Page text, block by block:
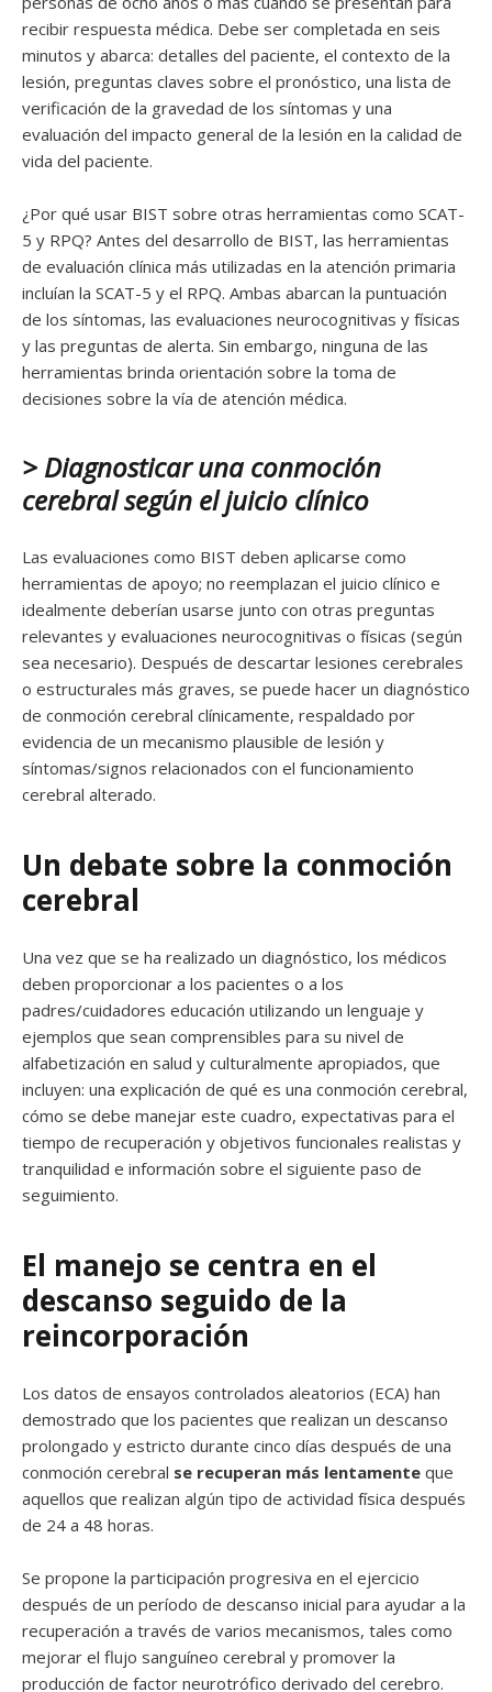
recibir respuesta médica. Debe ser completada en seis
minutos y abarca: detalles del paciente, el contexto de la
lesión, preguntas claves sobre el pronóstico, una lista de
verificación de la gravedad de los síntomas y una
evaluación del impacto general de la lesión en la calidad de
vida del paciente.
¿Por qué usar BIST sobre otras herramientas como SCAT-
5 y RPQ? Antes del desarrollo de BIST, las herramientas
de evaluación clínica más utilizadas en la atención primaria
incluían la SCAT-5 y el RPQ. Ambas abarcan la puntuación
de los síntomas, las evaluaciones neurocognitivas y físicas
y las preguntas de alerta. Sin embargo, ninguna de las
herramientas brinda orientación sobre la toma de
decisiones sobre la vía de atención médica.
> Diagnosticar una conmoción
cerebral según el juicio clínico
Las evaluaciones como BIST deben aplicarse como
herramientas de apoyo; no reemplazan el juicio clínico e
idealmente deberían usarse junto con otras preguntas
relevantes y evaluaciones neurocognitivas o físicas (según
sea necesario). Después de descartar lesiones cerebrales
o estructurales más graves, se puede hacer un diagnóstico
de conmoción cerebral clínicamente, respaldado por
evidencia de un mecanismo plausible de lesión y
síntomas/signos relacionados con el funcionamiento
cerebral alterado.
Un debate sobre la conmoción
cerebral
Una vez que se ha realizado un diagnóstico, los médicos
deben proporcionar a los pacientes o a los
padres/cuidadores educación utilizando un lenguaje y
ejemplos que sean comprensibles para su nivel de
alfabetización en salud y culturalmente apropiados, que
incluyen: una explicación de qué es una conmoción cerebral,
cómo se debe manejar este cuadro, expectativas para el
tiempo de recuperación y objetivos funcionales realistas y
tranquilidad e información sobre el siguiente paso de
seguimiento.
El manejo se centra en el
descanso seguido de la
reincorporación
Los datos de ensayos controlados aleatorios (ECA) han
demostrado que los pacientes que realizan un descanso
prolongado y estricto durante cinco días después de una
conmoción cerebral se recuperan más lentamente que
aquellos que realizan algún tipo de actividad física después
de 24 a 48 horas.
Se propone la participación progresiva en el ejercicio
después de un período de descanso inicial para ayudar a la
recuperación a través de varios mecanismos, tales como
mejorar el flujo sanguíneo cerebral y promover la
producción de factor neurotrófico derivado del cerebro.